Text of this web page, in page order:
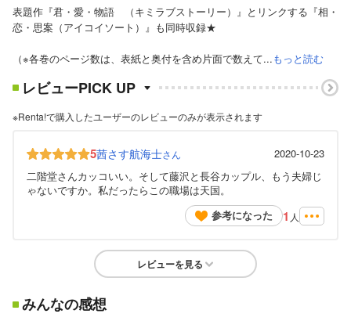
表題作『君・愛・物語 （キミラブストーリー）』とリンクする『相・
恋・思案（アイコイソート）』も同時収録★
（※各巻のページ数は、表紙と奥付を含め片面で数えて...もっと読む
レビューPICK UP
※Renta!で購入したユーザーのレビューのみが表示されます
5茜さす航海士さん
2020-10-23
二階堂さんカッコいい。そして藤沢と長谷カップル、もう夫婦じ
ゃないですか。私だったらこの職場は天国。
参考になった
1 人
レビューを見る
みんなの感想